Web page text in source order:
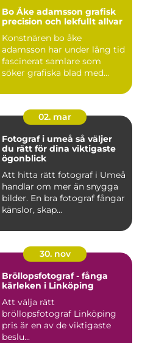
Bo Åke adamsson grafisk
precision och lekfullt allvar
Konstnären bo åke
adamsson har under lång tid
fascinerat samlare som
söker grafiska blad med
02. mar
Fotograf i umeå så väljer
du rätt för dina viktigaste
ögonblick
Att hitta rätt fotograf i Umeå
handlar om mer än snygga
bilder. En bra fotograf fångar
känslor, skap...
30. nov
Bröllopsfotograf - fånga
kärleken i Linköping
Att välja rätt
bröllopsfotograf Linköping
pris är en av de viktigaste
beslu...